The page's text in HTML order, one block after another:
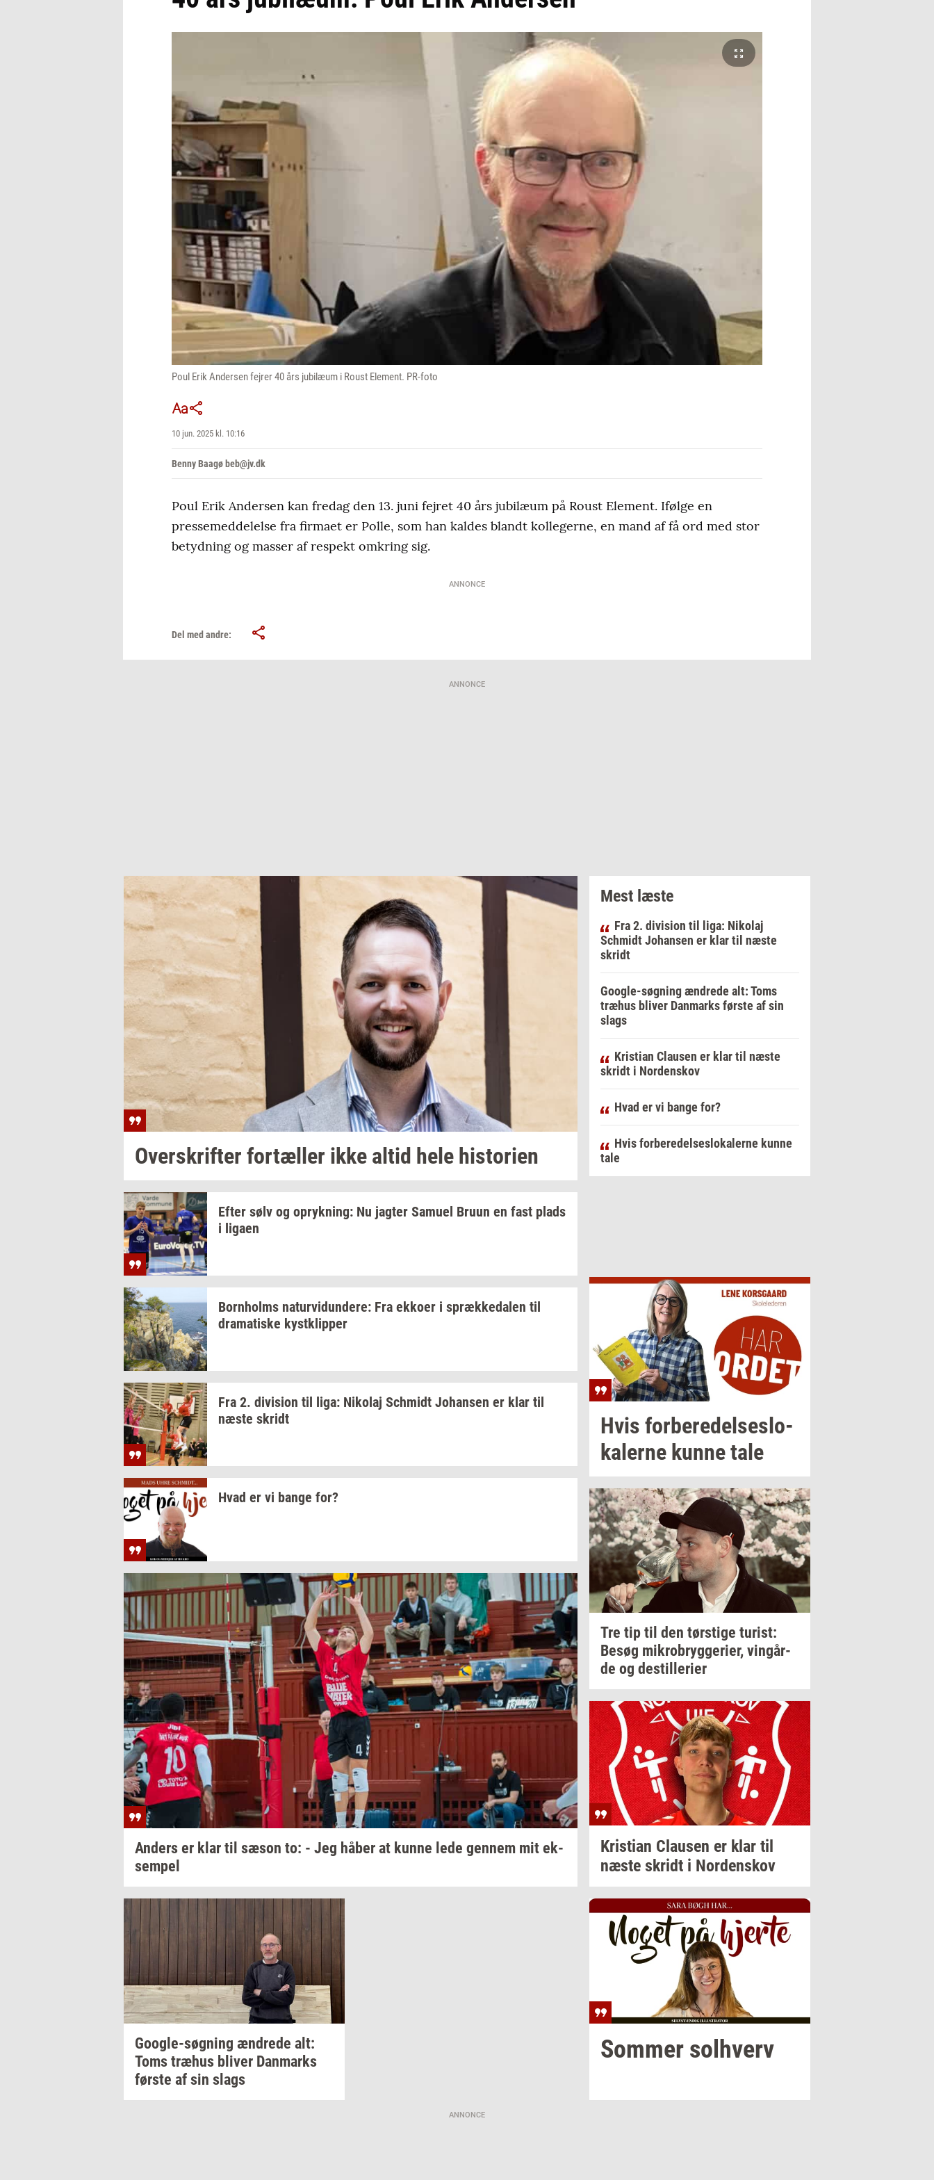
Poul Erik Andersen fejrer 40 års jubilæum i Roust Element. PR-foto
10 jun. 2025 kl. 10:16
Benny Baagø beb@jv.dk
Poul Erik Andersen kan fredag den 13. juni fejret 40 års jubilæum på Roust Element. Ifølge en
pressemeddelelse fra firmaet er Polle, som han kaldes blandt kollegerne, en mand af få ord med stor
betydning og masser af respekt omkring sig.
ANNONCE
Del med andre:
ANNONCE
Over­skrif­ter for­tæl­ler ikke altid hele hi­sto­ri­en
Efter sølv og op­ryk­ning: Nu jag­ter Samu­el Bruun en fast plads
i liga­en
Born­holms na­tur­vi­dun­de­re: Fra ek­ko­er i spræk­ke­da­len til
dra­ma­ti­ske kyst­klip­per
Fra 2. di­vi­sion til liga: Ni­ko­laj Sch­midt Jo­han­sen er klar til
næste skridt
Hvad er vi bange for?
An­ders er klar til sæson to: - Jeg håber at kunne lede gen­nem mit ek­
sem­pel
Mest læste
Fra 2. division til liga: Nikolaj
Schmidt Johansen er klar til næste
skridt
Google-søgning ændrede alt: Toms
træhus bliver Danmarks første af sin
slags
Kristian Clausen er klar til næste
skridt i Nordenskov
Hvad er vi bange for?
Hvis forberedelseslokalerne kunne
tale
Hvis for­be­re­del­ses­lo­
ka­ler­ne kunne tale
Tre tip til den tørsti­ge turist:
Besøg mi­kro­bryg­ge­ri­er, vin­går­
de og destil­le­ri­er
Kri­sti­an Clau­sen er klar til
næste skridt i Nor­denskov
Google-​søgning æn­dre­de alt:
Toms træhus bli­ver Dan­marks
før­ste af sin slags
Som­mer sol­hverv
ANNONCE